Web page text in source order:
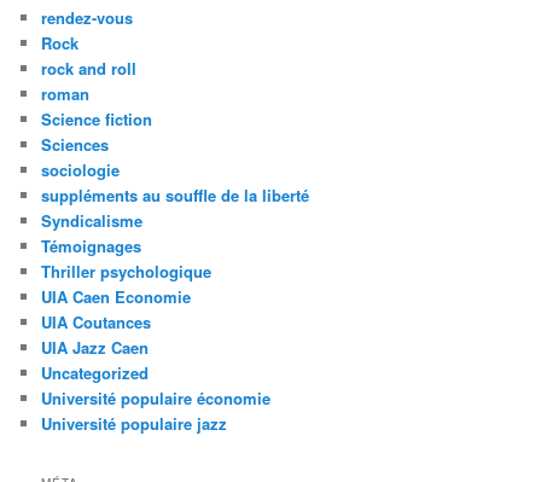
rendez-vous
Rock
rock and roll
roman
Science fiction
Sciences
sociologie
suppléments au souffle de la liberté
Syndicalisme
Témoignages
Thriller psychologique
UIA Caen Economie
UIA Coutances
UIA Jazz Caen
Uncategorized
Université populaire économie
Université populaire jazz